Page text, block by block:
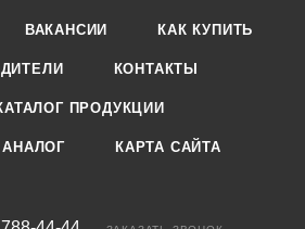
ВАКАНСИИ КАК КУПИТЬ
КОНТАКТЫ
ПРОДУКЦИИ
КАРТА САЙТА